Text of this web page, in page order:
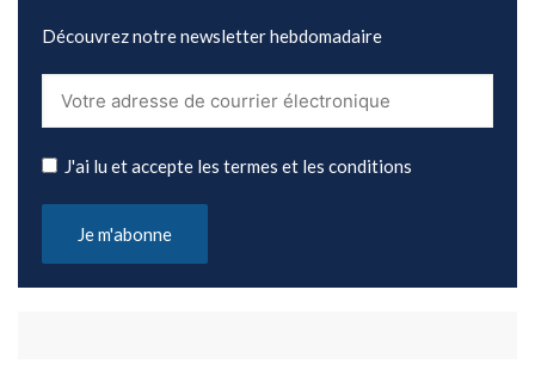
Découvrez notre newsletter hebdomadaire
J'ai lu et accepte les termes et les conditions